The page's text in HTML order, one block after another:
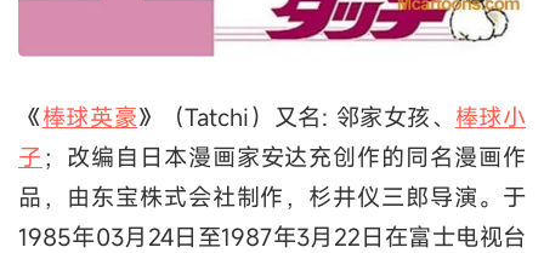
《棒球英豪》（Tatchi）又名: 邻家女孩、 棒球小
子 ；改编自日本漫画家安达充创作的同名漫画作
品，由东宝株式会社制作，杉井仪三郎导演。于
1985年03月24日至1987年3月22日在富士电视台